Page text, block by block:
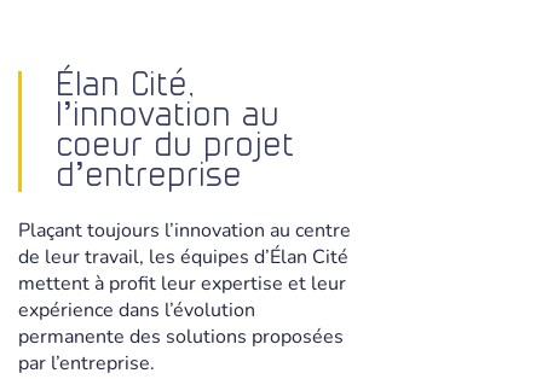
Élan Cité,
l’innovation au
coeur du projet
d’entreprise
Plaçant toujours l’innovation au centre
de leur travail, les équipes d’Élan Cité
mettent à profit leur expertise et leur
expérience dans l’évolution
permanente des solutions proposées
par l’entreprise.